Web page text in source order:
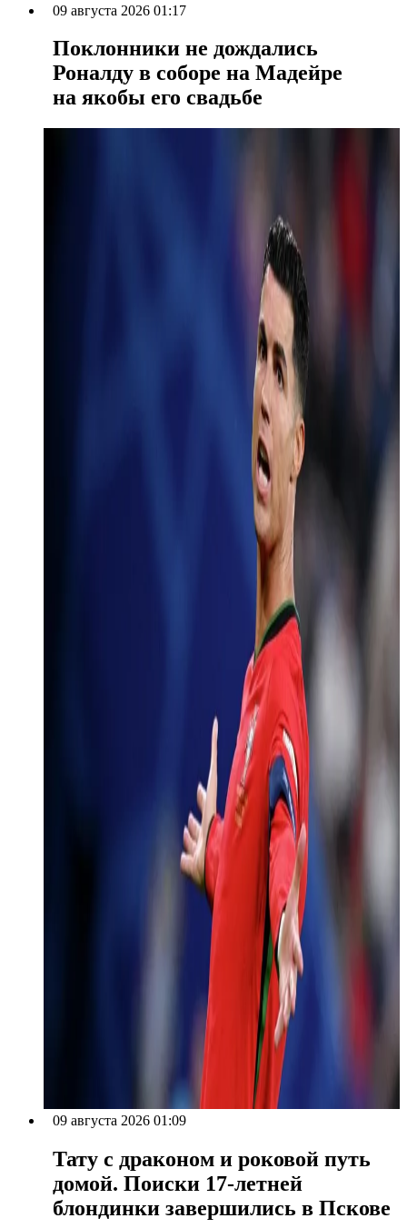
09 августа 2026 01:17
Поклонники не дождались
Роналду в соборе на Мадейре
на якобы его свадьбе
09 августа 2026 01:09
Тату с драконом и роковой путь
домой. Поиски 17-летней
блондинки завершились в Пскове